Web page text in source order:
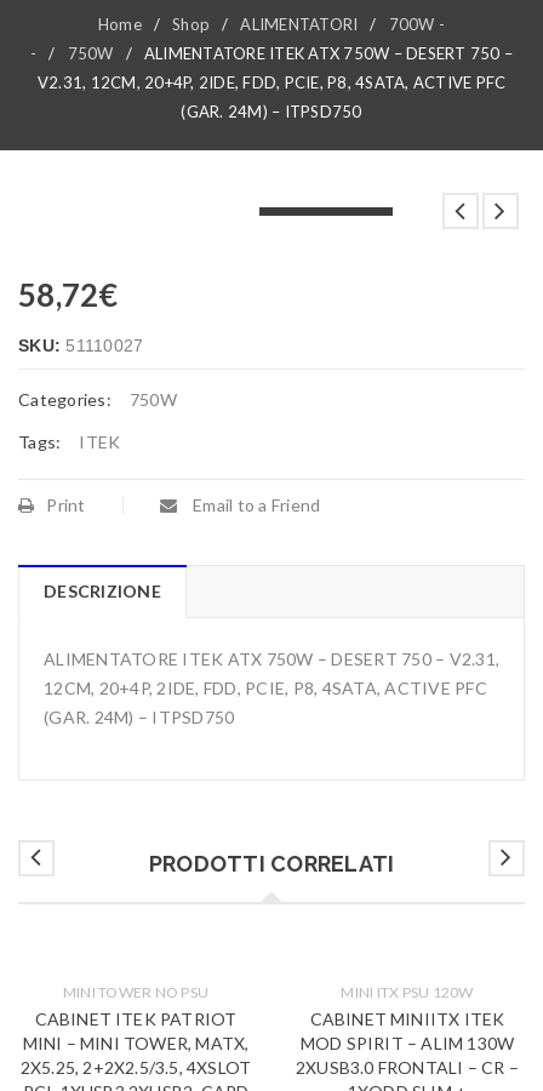
Home / Shop / ALIMENTATORI /
700W -
-
/ 750W /
ALIMENTATORE ITEK ATX 750W – DESERT 750 –
V2.31, 12CM, 20+4P, 2IDE, FDD, PCIE, P8, 4SATA, ACTIVE PFC
(GAR. 24M) – ITPSD750
58,72€
SKU: 51110027
Categories: 750W
Tags: ITEK
Print Email to a Friend
DESCRIZIONE
ALIMENTATORE ITEK ATX 750W – DESERT 750 – V2.31,
12CM, 20+4P, 2IDE, FDD, PCIE, P8, 4SATA, ACTIVE PFC
(GAR. 24M) – ITPSD750
PRODOTTI CORRELATI
MINI TOWER NO PSU
CABINET ITEK PATRIOT
MINI – MINI TOWER, MATX,
2X5.25, 2+2X2.5/3.5, 4XSLOT
MINI ITX PSU 120W
CABINET MINIITX ITEK
MOD SPIRIT – ALIM 130W
2XUSB3.0 FRONTALI – CR –